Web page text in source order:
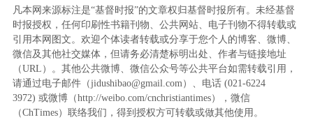
凡本网来源标注是“基督时报”的文章权归基督时报所有。未经基督
时报授权，任何印刷性书籍刊物、公共网站、电子刊物不得转载或
引用本网图文。欢迎个体读者转载或分享于您个人的博客、微博、
微信及其他社交媒体，但请务必清楚标明出处、作者与链接地址
（URL）。其他公共微博、微信公众号等公共平台如需转载引用，
请通过电子邮件（jidushibao@gmail.com）、电话 (021-6224
3972) ‬或微博（http://weibo.com/cnchristiantimes），微信
（ChTimes）联络我们，得到授权方可转载或做其他使用。